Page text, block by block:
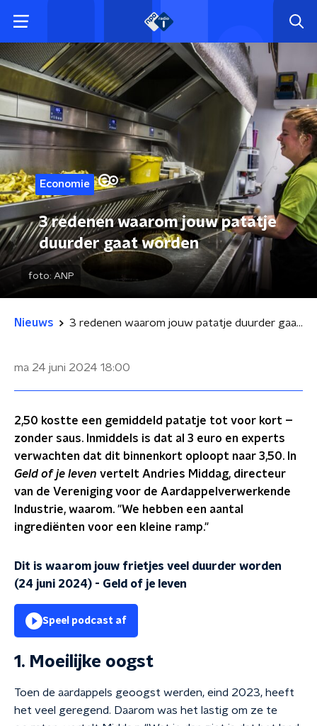
Economie
3 redenen waarom jouw patatje
duurder gaat worden
foto: ANP
Nieuws 3 redenen waarom jouw patatje duurder gaat worden
ma 24 juni 2024 18:00
2,50 kostte een gemiddeld patatje tot voor kort –
zonder saus. Inmiddels is dat al 3 euro en experts
verwachten dat dit binnenkort oploopt naar 3,50. In
Geld of je leven vertelt Andries Middag, directeur
van de Vereniging voor de Aardappelverwerkende
Industrie, waarom. "We hebben een aantal
ingrediënten voor een kleine ramp."
Dit is waarom jouw frietjes veel duurder worden
(24 juni 2024) - Geld of je leven
Speel podcast af
1. Moeilijke oogst
Toen de aardappels geoogst werden, eind 2023, heeft
het veel geregend. Daarom was het lastig om ze te